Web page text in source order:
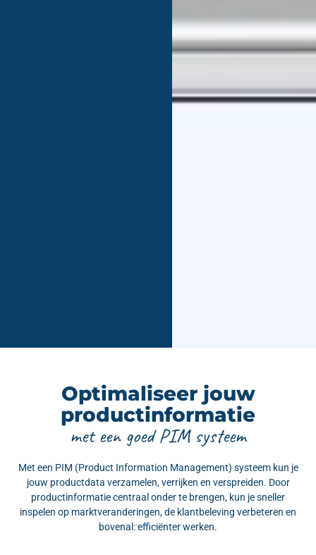
Optimaliseer jouw
productinformatie
met een goed PIM systeem
Met een PIM (Product Information Management) systeem kun je
jouw productdata verzamelen, verrijken en verspreiden. Door
productinformatie centraal onder te brengen, kun je sneller
inspelen op marktveranderingen, de klantbeleving verbeteren en
bovenal: efficiënter werken.